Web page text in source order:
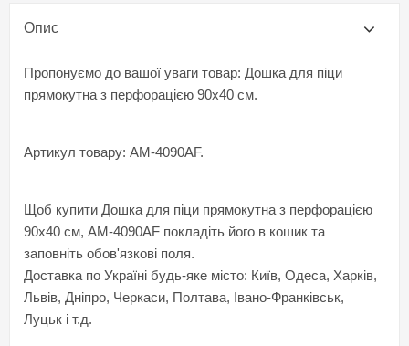
Опис
Пропонуємо до вашої уваги товар: Дошка для піци
прямокутна з перфорацією 90х40 см.
Артикул товару: AM-4090AF.
Щоб купити Дошка для піци прямокутна з перфорацією
90х40 см, AM-4090AF покладіть його в кошик та
заповніть обов'язкові поля.
Доставка по Україні будь-яке місто: Київ, Одеса, Харків,
Львів, Дніпро, Черкаси, Полтава, Івано-Франківськ,
Луцьк і т.д.